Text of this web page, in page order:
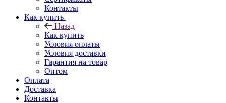
Контакты
Как купить
Назад
Как купить
Условия оплаты
Условия доставки
Гарантия на товар
Оптом
Оплата
Доставка
Контакты